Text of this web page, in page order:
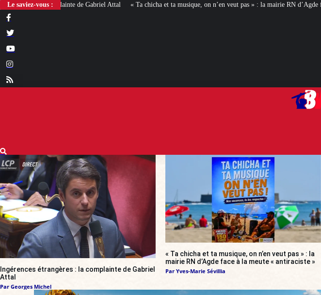
Le saviez-vous :« Ta chicha et ta musique, on n’en veut pas » : la mairie RN d’Agde face à la meute « antiraciste »
Ingérences étrangères : la complainte de Gabriel
Attal
Par Georges Michel
« Ta chicha et ta musique, on n’en veut pas » : la
mairie RN d’Agde face à la meute « antiraciste »
Par Yves-Marie Sévillia